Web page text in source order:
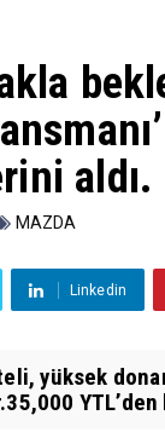
aldı.
MAZDA
Linkedin
yüksek